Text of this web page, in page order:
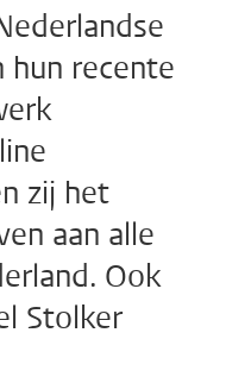
hun recente
zij het
aan alle
Ook
Stolker